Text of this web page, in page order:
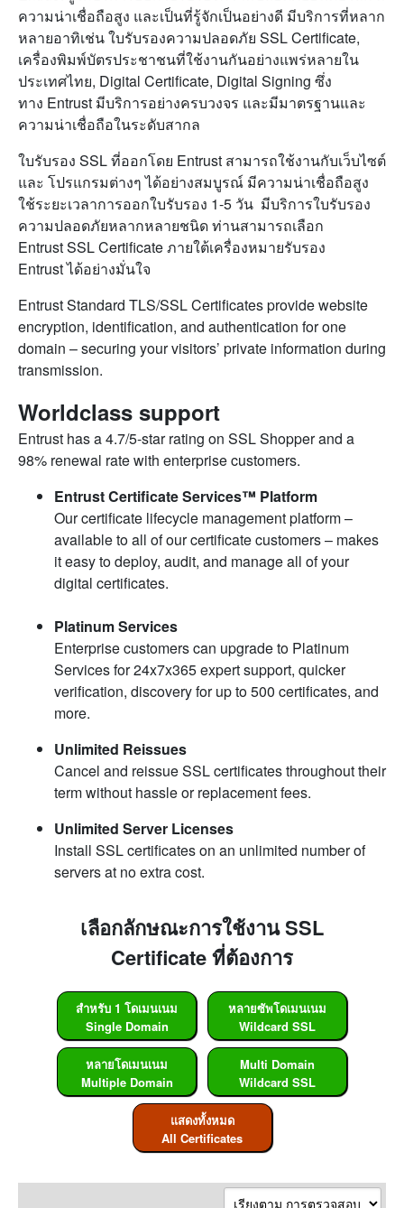
ความน่าเชื่อถือสูง และเป็นที่รู้จักเป็นอย่างดี มีบริการที่หลาก
หลายอาทิเช่น ใบรับรองความปลอดภัย SSL Certificate,
เครื่องพิมพ์บัตรประชาชนที่ใช้งานกันอย่างแพร่หลายใน
ประเทศไทย, Digital Certificate, Digital Signing ซึ่ง
ทาง Entrust มีบริการอย่างครบวงจร และมีมาตรฐานและ
ความน่าเชื่อถือในระดับสากล
ใบรับรอง SSL ที่ออกโดย Entrust สามารถใช้งานกับเว็บไซต์
และ โปรแกรมต่างๆ ได้อย่างสมบูรณ์ มีความน่าเชื่อถือสูง
ใช้ระยะเวลาการออกใบรับรอง 1-5 วัน มีบริการใบรับรอง
ความปลอดภัยหลากหลายชนิด ท่านสามารถเลือก
Entrust SSL Certificate ภายใต้เครื่องหมายรับรอง
Entrust ได้อย่างมั่นใจ
Entrust Standard TLS/SSL Certificates provide website
encryption, identification, and authentication for one
domain – securing your visitors’ private information during
transmission.
Worldclass support
Entrust has a 4.7/5-star rating on SSL Shopper and a
98% renewal rate with enterprise customers.
Entrust Certificate Services™ Platform
Our certificate lifecycle management platform –
available to all of our certificate customers – makes
it easy to deploy, audit, and manage all of your
digital certificates.
Platinum Services
Enterprise customers can upgrade to Platinum
Services for 24x7x365 expert support, quicker
verification, discovery for up to 500 certificates, and
more.
Unlimited Reissues
Cancel and reissue SSL certificates throughout their
term without hassle or replacement fees.
Unlimited Server Licenses
Install SSL certificates on an unlimited number of
servers at no extra cost.
เลือกลักษณะการใช้งาน SSL
Certificate ที่ต้องการ
สำหรับ 1 โดเมนเนม
Single Domain
หลายซัพโดเมนเนม
Wildcard SSL
หลายโดเมนเนม
Multiple Domain
Multi Domain
Wildcard SSL
แสดงทั้งหมด
All Certificates